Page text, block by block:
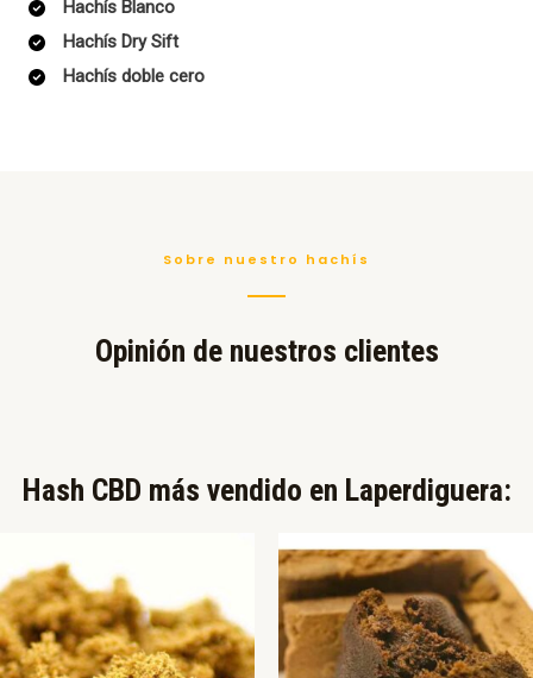
Hachís Blanco
Hachís Dry Sift
Hachís doble cero
Sobre nuestro hachís
Opinión de nuestros clientes
Hash CBD más vendido en Laperdiguera:​